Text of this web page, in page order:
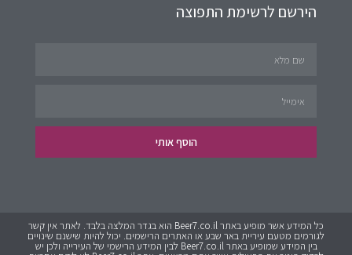
הירשם לרשימת התפוצה
הוסף אותי
כל המידע אשר מופיע באתר Beer7.co.il הוא בגדר המלצה בלבד. לאתר אין קשר
לגורמים מטעם עיריית באר שבע או האתרים הרישמים. יכול להיות שישנם שינויים
בין המידע שמופיע באתר Beer7.co.il לבין המידע הרישמי של העירייה ולכן יש